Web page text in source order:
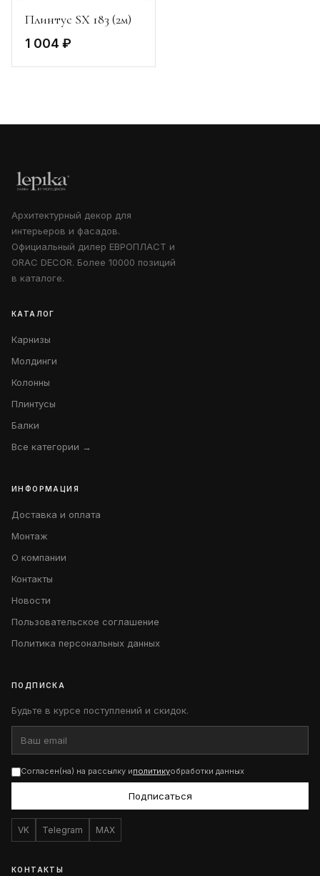
Плинтус SX 183 (2м)
1 004 ₽
Архитектурный декор для
интерьеров и фасадов.
Официальный дилер ЕВРОПЛАСТ и
ORAC DECOR. Более 10000 позиций
в каталоге.
КАТАЛОГ
Карнизы
Молдинги
Колонны
Плинтусы
Балки
Все категории →
ИНФОРМАЦИЯ
Доставка и оплата
Монтаж
О компании
Контакты
Новости
Пользовательское соглашение
Политика персональных данных
ПОДПИСКА
Будьте в курсе поступлений и скидок.
Согласен(на) на рассылку иполитикуобработки данных
Подписаться
VK Telegram MAX
КОНТАКТЫ